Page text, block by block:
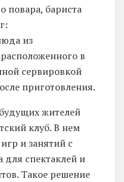
повара, бариста
из
в
сервировкой
приготовления.
жителей
клуб. В нем
и занятий с
для спектаклей и
Такое решение